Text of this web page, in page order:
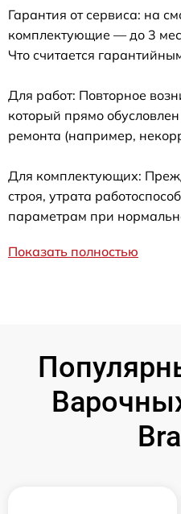
Гарантия от сервиса: на
комплектующие — до 3
Что считается
Для работ: Повторное
который прямо
ремонта (например,
Для комплектующих:
строя, утрата
параметрам при
Показать полностью